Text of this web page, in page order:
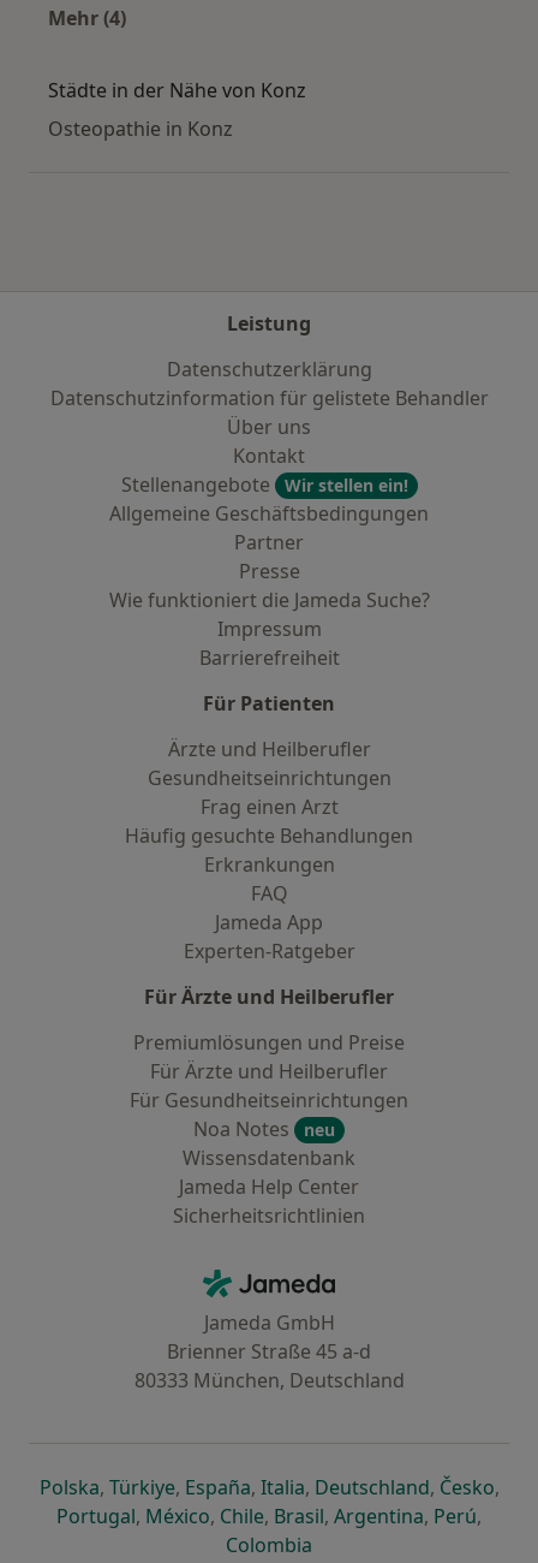
Mehr (4)
Städte in der Nähe von Konz
Osteopathie in Konz
Leistung
Datenschutzerklärung
Datenschutzinformation für gelistete Behandler
Über uns
Kontakt
Stellenangebote
Wir stellen ein!
Allgemeine Geschäftsbedingungen
Partner
Presse
Wie funktioniert die Jameda Suche?
Impressum
Barrierefreiheit
Für Patienten
Ärzte und Heilberufler
Gesundheitseinrichtungen
Frag einen Arzt
Häufig gesuchte Behandlungen
Erkrankungen
FAQ
Jameda App
Experten-Ratgeber
Für Ärzte und Heilberufler
Premiumlösungen und Preise
Für Ärzte und Heilberufler
Für Gesundheitseinrichtungen
Noa Notes
neu
Wissensdatenbank
Jameda Help Center
Sicherheitsrichtlinien
Jameda - Startseite
Jameda GmbH
Brienner Straße 45 a-d
80333 München, Deutschland
Polskaöffnet in einer neuen Registerkarte
, Türkiyeöffnet in einer neuen Registerkarte
, Españaöffnet in einer neuen
, Italiaöffnet in einer neuen
, Deutschlandöffnet in
, Česko,
Portugalöffnet in einer neuen Registerkarte
, Méxicoöffnet in einer neuen Registerkarte
, Chileöffnet in einer neuen
, Brasilöffnet in einer neuen
, Argentinaöffnet in
, Perúöffnet
,
Colombia